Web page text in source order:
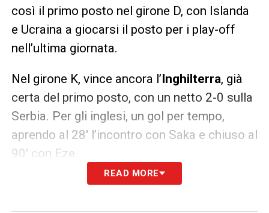
così il primo posto nel girone D, con Islanda
e Ucraina a giocarsi il posto per i play-off
nell’ultima giornata.
Nel girone K, vince ancora l’Inghilterra, già
certa del primo posto, con un netto 2-0 sulla
Serbia. Per gli inglesi, un gol per tempo,
aprendo al 28′ l’incontro con Saka e chiuso al
90′ con Eze.
Sconfitta che costa caro alla Serbia che
READ MORE